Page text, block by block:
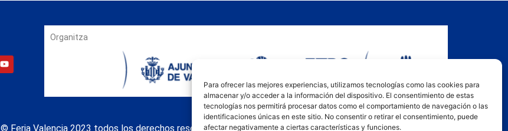
Para ofrecer las mejores experiencias, utilizamos tecnologías como las cookies para
almacenar y/o acceder a la información del dispositivo. El consentimiento de estas
tecnologías nos permitirá procesar datos como el comportamiento de navegación o las
identificaciones únicas en este sitio. No consentir o retirar el consentimiento, puede
afectar negativamente a ciertas características y funciones.
Organitza
© Feria Valencia 2023 todos los derechos reservados